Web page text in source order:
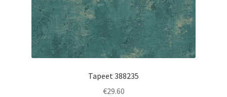
Tapeet 388235
€29.60